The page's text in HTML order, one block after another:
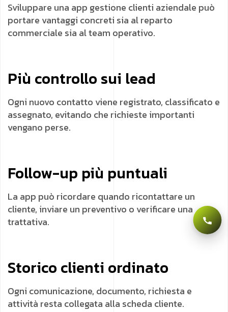
Sviluppare una app gestione clienti aziendale può
portare vantaggi concreti sia al reparto
commerciale sia al team operativo.
Più controllo sui lead
Ogni nuovo contatto viene registrato, classificato e
assegnato, evitando che richieste importanti
vengano perse.
Follow-up più puntuali
La app può ricordare quando ricontattare un
cliente, inviare un preventivo o verificare una
trattativa.
Storico clienti ordinato
Ogni comunicazione, documento, richiesta e
attività resta collegata alla scheda cliente.